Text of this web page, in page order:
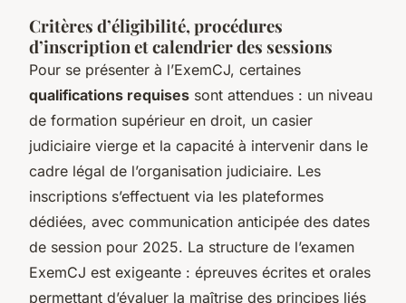
Critères d’éligibilité, procédures
d’inscription et calendrier des sessions
Pour se présenter à l’ExemCJ, certaines
qualifications requises sont attendues : un niveau
de formation supérieur en droit, un casier
judiciaire vierge et la capacité à intervenir dans le
cadre légal de l’organisation judiciaire. Les
inscriptions s’effectuent via les plateformes
dédiées, avec communication anticipée des dates
de session pour 2025. La structure de l’examen
ExemCJ est exigeante : épreuves écrites et orales
permettant d’évaluer la maîtrise des principes liés